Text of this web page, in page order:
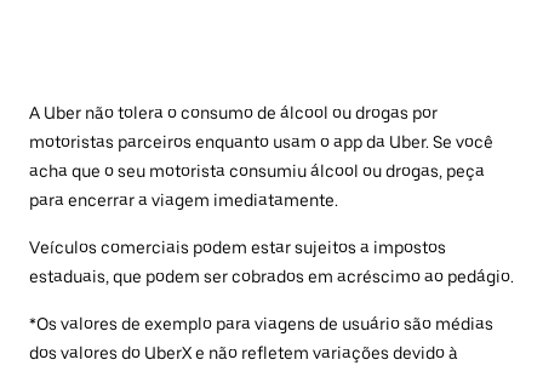
A Uber não tolera o consumo de álcool ou drogas por
motoristas parceiros enquanto usam o app da Uber. Se você
acha que o seu motorista consumiu álcool ou drogas, peça
para encerrar a viagem imediatamente.
Veículos comerciais podem estar sujeitos a impostos
estaduais, que podem ser cobrados em acréscimo ao pedágio.
*Os valores de exemplo para viagens de usuário são médias
dos valores do UberX e não refletem variações devido à